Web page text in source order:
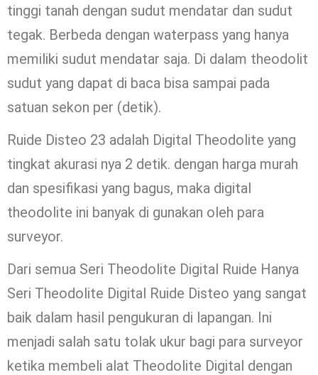
tinggi tanah dengan sudut mendatar dan sudut
tegak. Berbeda dengan waterpass yang hanya
memiliki sudut mendatar saja. Di dalam theodolit
sudut yang dapat di baca bisa sampai pada
satuan sekon per (detik).
Ruide Disteo 23 adalah Digital Theodolite yang
tingkat akurasi nya 2 detik. dengan harga murah
dan spesifikasi yang bagus, maka digital
theodolite ini banyak di gunakan oleh para
surveyor.
Dari semua Seri Theodolite Digital Ruide Hanya
Seri Theodolite Digital Ruide Disteo yang sangat
baik dalam hasil pengukuran di lapangan. Ini
menjadi salah satu tolak ukur bagi para surveyor
ketika membeli alat Theodolite Digital dengan